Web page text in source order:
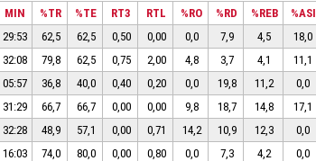
MIN %TR %TE RT3 RTL %RO %RD %REB %ASI
29:53 62,5 62,5 0,50 0,00 0,0 7,9 4,5 18,0
32:08 79,8 62,5 0,75 2,00 4,8 3,7 4,1 11,1
05:57 36,8 40,0 0,40 0,20 0,0 19,8 11,2 0,0
31:29 66,7 66,7 0,00 0,00 9,8 18,7 14,8 17,1
32:28 48,9 57,1 0,00 0,71 14,2 10,9 12,3 0,0
16:03 74,0 80,0 0,00 0,80 0,0 7,3 4,2 0,0